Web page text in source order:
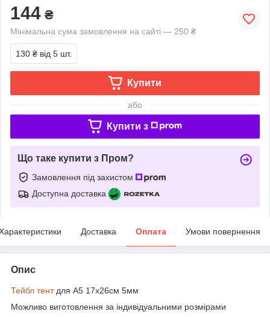
144 ₴
Мінімальна сума замовлення на сайті — 250 ₴
130 ₴ від 5 шт.
Купити
або
Купити з
Що таке купити з Пром?
Замовлення під захистом
Доступна доставка
Доставка Оплата Умови повернення
Опис
Тейбл тентдля A5 17х26см 5мм
Можливо виготовлення за індивідуальними розмірами